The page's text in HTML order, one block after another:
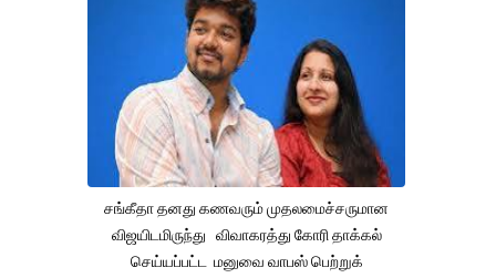
சங்கீதா தனது கணவரும் முதலமைச்சருமான
விஜயிடமிருந்து விவாகரத்து கோரி தாக்கல்
செய்யப்பட்ட மனுவை வாபஸ் பெற்றுக்